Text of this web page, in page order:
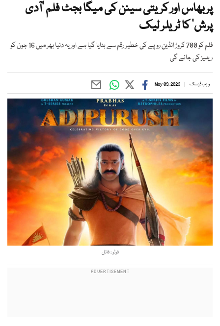
پربھاس اور کریتی سینن کی میگا بجٹ فلم ’آدی
پرش‘ کا ٹریلر لیک
فلم کو 700 کروڑ انڈین روپے کی خطیر رقم سے بنایا گیا ہے اور یہ دنیا بھر میں 16 جون کو
ریلیز کی جائے گی
ویب ڈیسک May 09, 2023
فوٹو : فائل